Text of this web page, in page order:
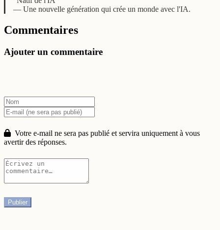
— Une nouvelle génération qui crée un monde avec l'IA.
Commentaires
Ajouter un commentaire
Votre e-mail ne sera pas publié et servira uniquement à vous
avertir des réponses.